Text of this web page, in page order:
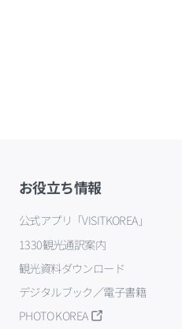
お役立ち情報
公式アプリ「VISITKOREA」
1330観光通訳案内
観光資料ダウンロード
デジタルブック／電子書籍
PHOTO KOREA